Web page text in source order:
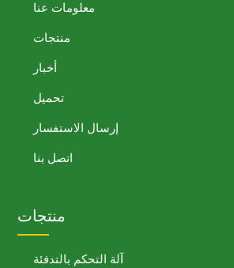
معلومات عنا
منتجات
أخبار
تحميل
إرسال الاستفسار
اتصل بنا
منتجات
آلة التحكم بالتدفئة